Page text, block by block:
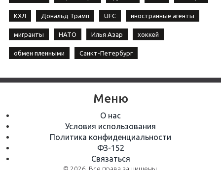
КХЛ Дональд Трамп UFC иностранные агенты
мигранты НАТО Илья Азар хоккей
обмен пленными Санкт-Петербург
Меню
О нас
Условия использования
Политика конфиденциальности
ФЗ-152
Связаться